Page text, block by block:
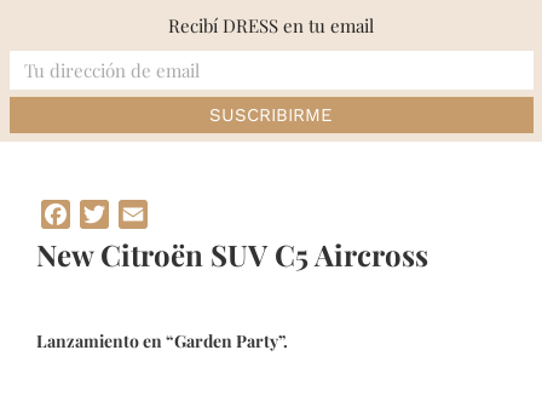
content
New Citroën SUV C5 Aircross
Facebook
Twitter
New Citroën SUV C5 Aircross
Lanzamiento en “Garden Party”.
Recibí DRESS en tu email